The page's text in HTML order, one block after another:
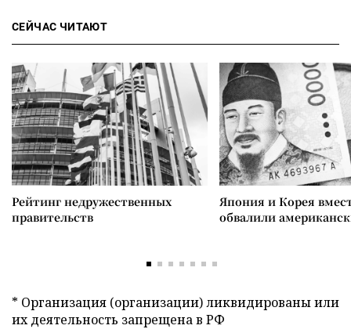
СЕЙЧАС ЧИТАЮТ
Рейтинг недружественных
правительств
Япония и Корея
обвалили
* Организация (организации) ликвидированы или
их деятельность запрещена в РФ